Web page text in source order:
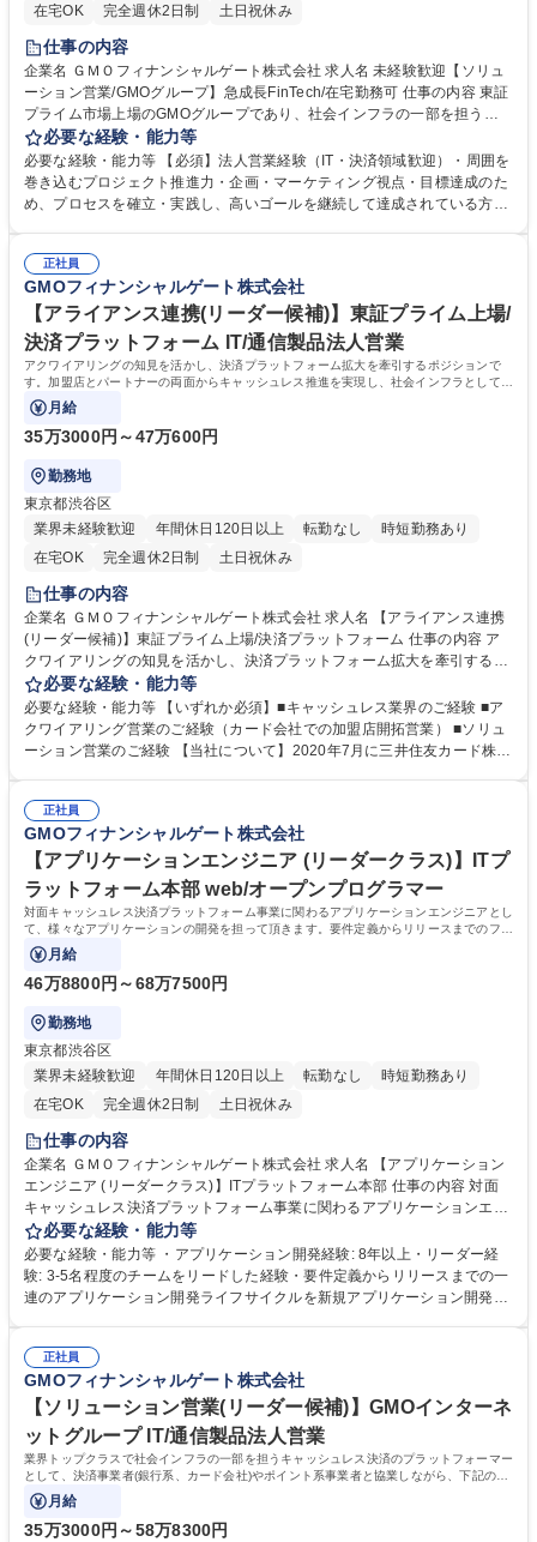
在宅OK
完全週休2日制 土日祝休み
仕事の内容
企業名 ＧＭＯフィナンシャルゲート株式会社 求人名 未経験歓迎【ソリュ
ーション営業/GMOグループ】急成長FinTech/在宅勤務可 仕事の内容 東証
プライム市場上場のGMOグループであり、社会インフラの一部を担うキ
ャッシュレス決済のプラットフォーマーとして、キャッシュレス決済端末
及び決済サービスの導入提案・フォローをお任せします。 【業務内容詳
細】社会インフラの一部を担うキャッシュレス決済のプラットフォーマー
として、決済事業者（銀行系、カード会社）やポイント系事業者と協業し
ン営業担当者を募集いたします。 【入社後】OJTを設定し、実践の中で知
識習得をしていただきます。 募集職種 未経験歓迎【ソリューション営業/
GMOグループ】急成長FinTech/在宅勤務可
必要な経験・能力等
必要な経験・能力等 【必須】法人営業経験（IT・決済領域歓迎）・周囲を
巻き込むプロジェクト推進力・企画・マーケティング視点・目標達成のた
め、プロセスを確立・実践し、高いゴールを継続して達成されている方
era』をリリース。大手カード会社とのアライアンス×キャッシュレス市場
成長性により飛躍的に成長している。日本のキャッシュレス決済比率は3
9.3%(2023年度).日本政府はこ2025年までに40%程度を目指す政策を打ち
出していることも追い風の一つ。 学歴・資格 学歴：大学院 大学 語学力：
資格：
正社員
GMOフィナンシャルゲート株式会社
【アライアンス連携(リーダー候補)】東証プライム上場/
決済プラットフォーム IT/通信製品法人営業
アクワイアリングの知見を活かし、決済プラットフォーム拡大を牽引するポジションで
す。加盟店とパートナーの両面からキャッシュレス推進を実現し、社会インフラとしての
価値提供をともにしませんか？
月給
35万3000円～47万600円
勤務地
東京都渋谷区
業界未経験歓迎
年間休日120日以上 転勤なし
時短勤務あり
在宅OK
完全週休2日制 土日祝休み
仕事の内容
企業名 ＧＭＯフィナンシャルゲート株式会社 求人名 【アライアンス連携
(リーダー候補)】東証プライム上場/決済プラットフォーム 仕事の内容 ア
クワイアリングの知見を活かし、決済プラットフォーム拡大を牽引するポ
ジションです。加盟店とパートナーの両面からキャッシュレス推進を実現
し、社会インフラとしての価値提供をともにしませんか？ 【業務内容詳
細】 ■大手アカウントに対する決済端末及び決済ソリューションの導入 ■
クレジットカード会社を中心としたアライアンス企業に対するビジネスプ
募集職種 【アライアンス連携(リーダー候補)】東証プライム上場/決済プラ
ットフォーム
必要な経験・能力等
必要な経験・能力等 【いずれか必須】■キャッシュレス業界のご経験 ■ア
クワイアリング営業のご経験（カード会社での加盟店開拓営業） ■ソリュ
ーション営業のご経験 【当社について】2020年7月に三井住友カード株式
×キャッシュレス市場成長性により飛躍的に成長している。日本のキャッ
シュレス決済比率は39.3%(2023年度).日本政府はこ2025年までに40%程
度を目指す政策を打ち出していることも追い風の一つ。 学歴・資格 学
歴：大学院 大学 語学力： 資格：
正社員
GMOフィナンシャルゲート株式会社
【アプリケーションエンジニア (リーダークラス)】ITプ
ラットフォーム本部 web/オープンプログラマー
対面キャッシュレス決済プラットフォーム事業に関わるアプリケーションエンジニアとし
て、様々なアプリケーションの開発を担って頂きます。要件定義からリリースまでのフル
ライフサイクルをお任せします
月給
46万8800円～68万7500円
勤務地
東京都渋谷区
業界未経験歓迎
年間休日120日以上 転勤なし
時短勤務あり
在宅OK
完全週休2日制 土日祝休み
仕事の内容
企業名 ＧＭＯフィナンシャルゲート株式会社 求人名 【アプリケーション
エンジニア (リーダークラス)】ITプラットフォーム本部 仕事の内容 対面
キャッシュレス決済プラットフォーム事業に関わるアプリケーションエン
ジニアとして、様々なアプリケーションの開発を担って頂きます。要件定
義からリリースまでのフルライフサイクルをお任せします ◆具体的な業務
範囲：幅広いシステム構成があり、企画・要件定義から保守・運用まで全
てのフェーズを経験することができます。 プロジェクトマネージメント、
を併せて担っていただくことを想定しております。 ※労働条件備考記載
募集職種 【アプリケーションエンジニア (リーダークラス)】ITプラットフ
ォーム本部
必要な経験・能力等
必要な経験・能力等 ・アプリケーション開発経験: 8年以上・リーダー経
験: 3-5名程度のチームをリードした経験・要件定義からリリースまでの一
連のアプリケーション開発ライフサイクルを新規アプリケーション開発と
す。キャッシュレス市場の拡がりとともに当社の業容も拡大中で、2020
年7月、グループ10社目の上場企業として、東証マザーズ市場（現在はグ
ロース市場）に株式公開。2025年6月には東証プライム市場に市場区分を
変更するとともに、現在も堅調な業績推移となっております。 学歴・資格
学歴：大学院 大学 高専 語学力： 資格：
正社員
GMOフィナンシャルゲート株式会社
【ソリューション営業(リーダー候補)】GMOインターネ
ットグループ IT/通信製品法人営業
業界トップクラスで社会インフラの一部を担うキャッシュレス決済のプラットフォーマー
として、決済事業者(銀行系、カード会社)やポイント系事業者と協業しながら、下記の業
務をお願いします。
月給
35万3000円～58万8300円